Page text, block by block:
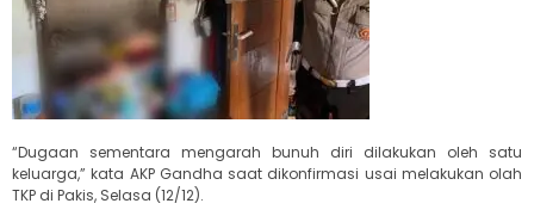
“Dugaan sementara mengarah bunuh diri dilakukan oleh satu
keluarga,” kata AKP Gandha saat dikonfirmasi usai melakukan olah
TKP di Pakis, Selasa (12/12).